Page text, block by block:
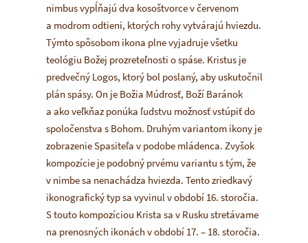
nimbus vypĺňajú dva kosoštvorce v červenom
a modrom odtieni, ktorých rohy vytvárajú hviezdu.
Týmto spôsobom ikona plne vyjadruje všetku
teológiu Božej prozreteľnosti o spáse. Kristus je
predvečný Logos, ktorý bol poslaný, aby uskutočnil
plán spásy. On je Božia Múdrosť, Boží Baránok
a ako veľkňaz ponúka ľudstvu možnosť vstúpiť do
spoločenstva s Bohom. Druhým variantom ikony je
zobrazenie Spasiteľa v podobe mládenca. Zvyšok
kompozície je podobný prvému variantu s tým, že
v nimbe sa nenachádza hviezda. Tento zriedkavý
ikonografický typ sa vyvinul v období 16. storočia.
S touto kompozíciou Krista sa v Rusku stretávame
na prenosných ikonách v období 17. – 18. storočia.